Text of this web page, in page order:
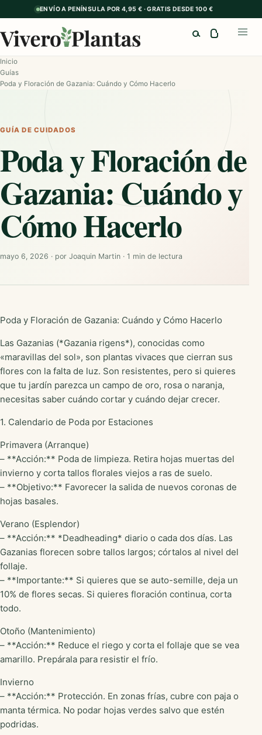
ENVÍO A PENÍNSULA POR 4,95 € · GRATIS DESDE 100 €
Inicio
Guías
Poda y Floración de Gazania: Cuándo y Cómo Hacerlo
GUÍA DE CUIDADOS
Poda y Floración de
Gazania: Cuándo y
Cómo Hacerlo
mayo 6, 2026 · por Joaquin Martin · 1 min de lectura
Poda y Floración de Gazania: Cuándo y Cómo Hacerlo
Las Gazanias (*Gazania rigens*), conocidas como
«maravillas del sol», son plantas vivaces que cierran sus
flores con la falta de luz. Son resistentes, pero si quieres
que tu jardín parezca un campo de oro, rosa o naranja,
necesitas saber cuándo cortar y cuándo dejar crecer.
1. Calendario de Poda por Estaciones
Primavera (Arranque)
– **Acción:** Poda de limpieza. Retira hojas muertas del
invierno y corta tallos florales viejos a ras de suelo.
– **Objetivo:** Favorecer la salida de nuevos coronas de
hojas basales.
Verano (Esplendor)
– **Acción:** *Deadheading* diario o cada dos días. Las
Gazanias florecen sobre tallos largos; córtalos al nivel del
follaje.
– **Importante:** Si quieres que se auto-semille, deja un
10% de flores secas. Si quieres floración continua, corta
todo.
Otoño (Mantenimiento)
– **Acción:** Reduce el riego y corta el follaje que se vea
amarillo. Prepárala para resistir el frío.
Invierno
– **Acción:** Protección. En zonas frías, cubre con paja o
manta térmica. No podar hojas verdes salvo que estén
podridas.